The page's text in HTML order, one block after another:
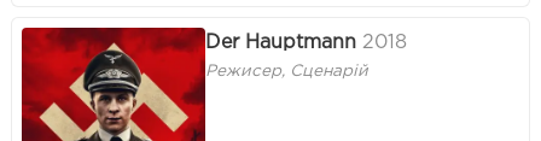
Der Hauptmann 2018
Режисер, Сценарій